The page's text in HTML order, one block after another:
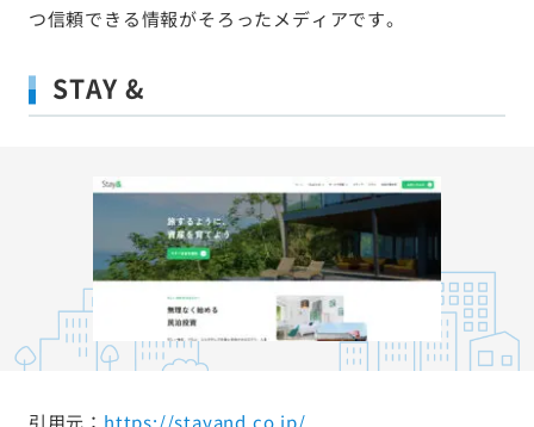
つ信頼できる情報がそろったメディアです。
STAY &
引用元： https://stayand.co.jp/